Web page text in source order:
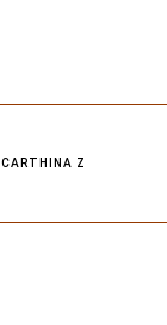
CARTHINA Z